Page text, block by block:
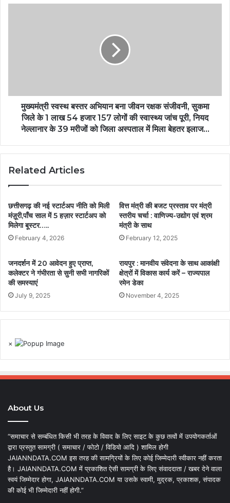
मुख्यमंत्री स्वस्थ बस्तर अभियान बना जीवन रक्षक संजीवनी, सुकमा
जिले के 1 लाख 54 हजार 157 लोगों की स्वास्थ्य जांच पूरी, नियद
नेल्लानार के 39 मरीजों को जिला अस्पताल में मिला बेहतर इलाज…
Related Articles
छत्तीसगढ़ की नई स्टार्टअप नीति को मिली
मंज़ूरी,पाँच साल में 5 हज़ार स्टार्टअप को
मिलेगा बूस्टर…..
February 4, 2026
वित्त मंत्री की बजट प्रस्ताव पर मंत्री
स्तरीय चर्चा : वाणिज्य-उद्योग एवं श्रम
मंत्री के साथ
February 12, 2025
जनदर्शन में 20 आवेदन हुए प्राप्त,
कलेक्टर ने गंभीरता से सुनी सभी नागरिकों
की समस्याएं
July 9, 2025
रायपुर : मानवीय संवेदना के साथ आकांक्षी
क्षेत्रों में विकास कार्य करें – राज्यपाल
रमेन डेका
November 4, 2025
×
About Us
“समाचार से सम्बंधित किसी भी तरह के विवाद के लिए साइट के कुछ तत्वों में उपयोगकर्ताओं
द्वारा प्रस्तुत सामग्री ( समाचार / फोटो / विडियो आदि ) शामिल होगी
JAIANNDATA.COM इस तरह की सामग्रियों के लिए कोई जिम्मेदारी स्वीकार नहीं करता
है। JAIANNDATA.COM में प्रकाशित ऐसी सामग्री के लिए संवाददाता / खबर देने वाला
स्वयं जिम्मेदार होगा, JAIANNDATA.COM या उसके स्वामी, मुद्रक, प्रकाशक, संपादक
की कोई भी जिम्मेदारी नहीं होगी.”